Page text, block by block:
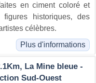
en ciment coloré et
historiques, des
célèbres.
Plus d'informations
La Mine bleue -
Sud-Ouest